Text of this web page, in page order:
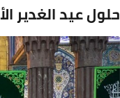
حلول عيد الغدير